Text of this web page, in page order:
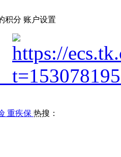
积分 账户设置
重疾保 热搜：